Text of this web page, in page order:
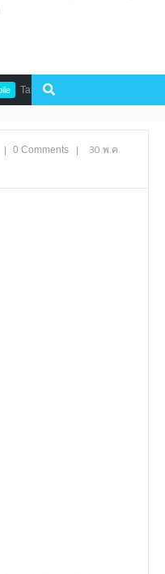
Tales of Gaia สงครามเผ่าแนว
| 0 Comments |
30 พ.ค.